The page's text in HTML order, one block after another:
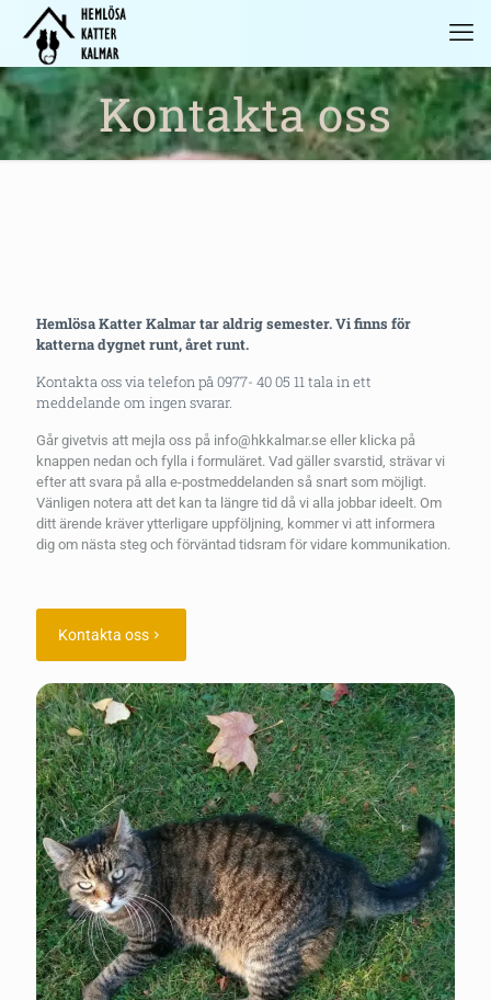
Kontakta oss
Hemlösa Katter Kalmar tar aldrig semester. Vi finns för
katterna dygnet runt, året runt.
Kontakta oss via telefon på 0977- 40 05 11 tala in ett
meddelande om ingen svarar.
Går givetvis att mejla oss på info@hkkalmar.se eller klicka på
knappen nedan och fylla i formuläret. Vad gäller svarstid, strävar vi
efter att svara på alla e-postmeddelanden så snart som möjligt.
Vänligen notera att det kan ta längre tid då vi alla jobbar ideelt. Om
ditt ärende kräver ytterligare uppföljning, kommer vi att informera
dig om nästa steg och förväntad tidsram för vidare kommunikation.
Kontakta oss